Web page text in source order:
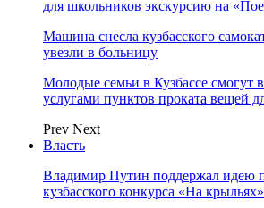
для школьников экскурсию на
Машина снесла кузбасского
увезли в больницу
Молодые семьи в Кузбассе смогут
услугами пунктов проката вещей
Prev Next
Власть
Владимир Путин поддержал идею
кузбасского конкурса «На